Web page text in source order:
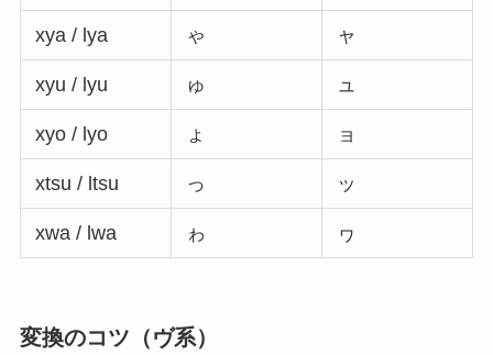
xya / lya ゃ ャ
xyu / lyu ゅ ュ
xyo / lyo ょ ョ
xtsu / ltsu っ ッ
xwa / lwa ゎ ヮ
変換のコツ（ヴ系）